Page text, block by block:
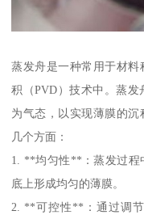
蒸发舟是一种常用于材
积（PVD）技术中。蒸
为气态，以实现薄膜的
几个方面：
1. **均匀性**：蒸发过程
底上形成均匀的薄膜。
2. **可控性**：通过调